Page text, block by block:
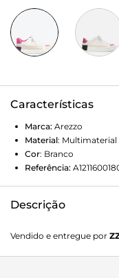
Características
Marca: Arezzo
Material: Multimaterial
Cor: Branco
Referência:
Descrição
solado alto
roxa com nome da
Vendido e entregue por